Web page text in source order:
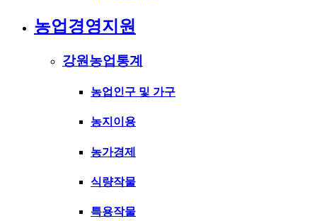
농업경영지원
강원농업통계
농업인구 및 가구
농지이용
농가경제
식량작물
특용작물